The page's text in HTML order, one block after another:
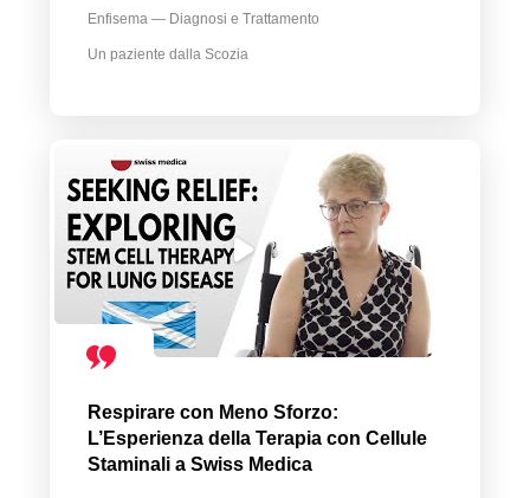
Enfisema — Diagnosi e Trattamento
Un paziente dalla Scozia
Respirare con Meno Sforzo:
L’Esperienza della Terapia con Cellule
Staminali a Swiss Medica